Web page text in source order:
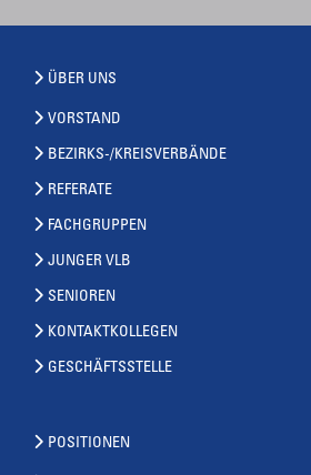
ÜBER UNS
VORSTAND
BEZIRKS-/KREISVERBÄNDE
REFERATE
FACHGRUPPEN
JUNGER VLB
SENIOREN
KONTAKTKOLLEGEN
GESCHÄFTSSTELLE
POSITIONEN